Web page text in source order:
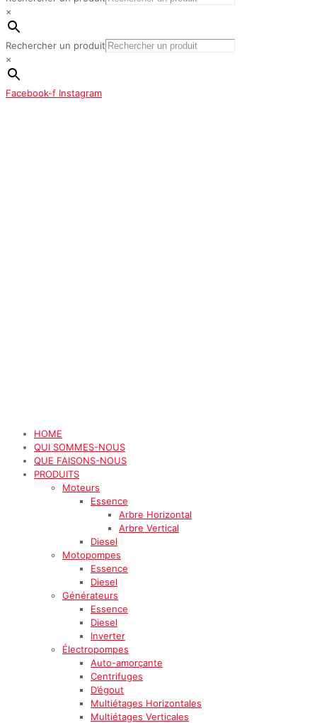
×
Rechercher un produit
×
Facebook-f Instagram
HOME
QUI SOMMES-NOUS
QUE FAISONS-NOUS
PRODUITS
Moteurs
Essence
Arbre Horizontal
Arbre Vertical
Diesel
Motopompes
Essence
Diesel
Générateurs
Essence
Diesel
Inverter
Électropompes
Auto-amorçante
Centrifuges
D’égout
Multiétages Horizontales
Multiétages Verticales